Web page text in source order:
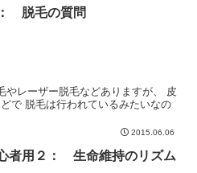
脱毛の質問
やレーザー脱毛などありますが、 皮
で 脱毛は行われているみたいなの
2015.06.06
者用２： 生命維持のリズム